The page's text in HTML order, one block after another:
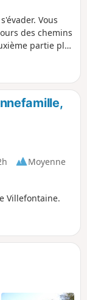
Vous
des chemins
partie plus
Moyenne
Villefontaine.